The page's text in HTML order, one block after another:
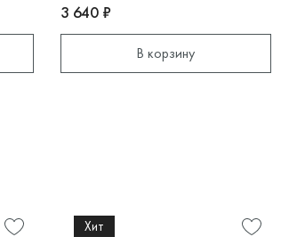
3 640 ₽
В корзину
Хит